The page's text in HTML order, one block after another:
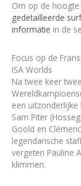
Om op de
gedetailleerde
informatie in de
Focus op de
ISA Worlds
Na twee keer
een uitzonderlijke
Sam Piter
Goold en
legendarische
vergeten Pauline
klimmen.